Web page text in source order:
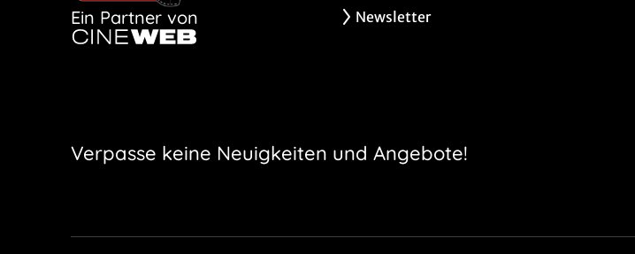
Ein Partner von
Newsletter
Verpasse keine Neuigkeiten und Angebote!